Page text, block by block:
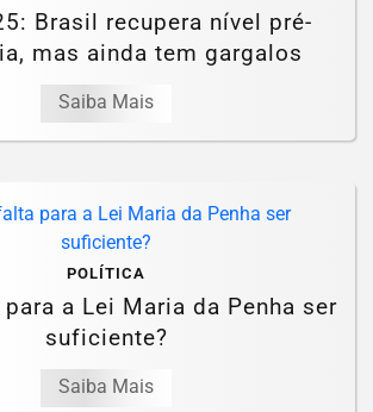
Brasil recupera nível pré-
mas ainda tem gargalos
Saiba Mais
POLÍTICA
a Lei Maria da Penha ser
suficiente?
Saiba Mais